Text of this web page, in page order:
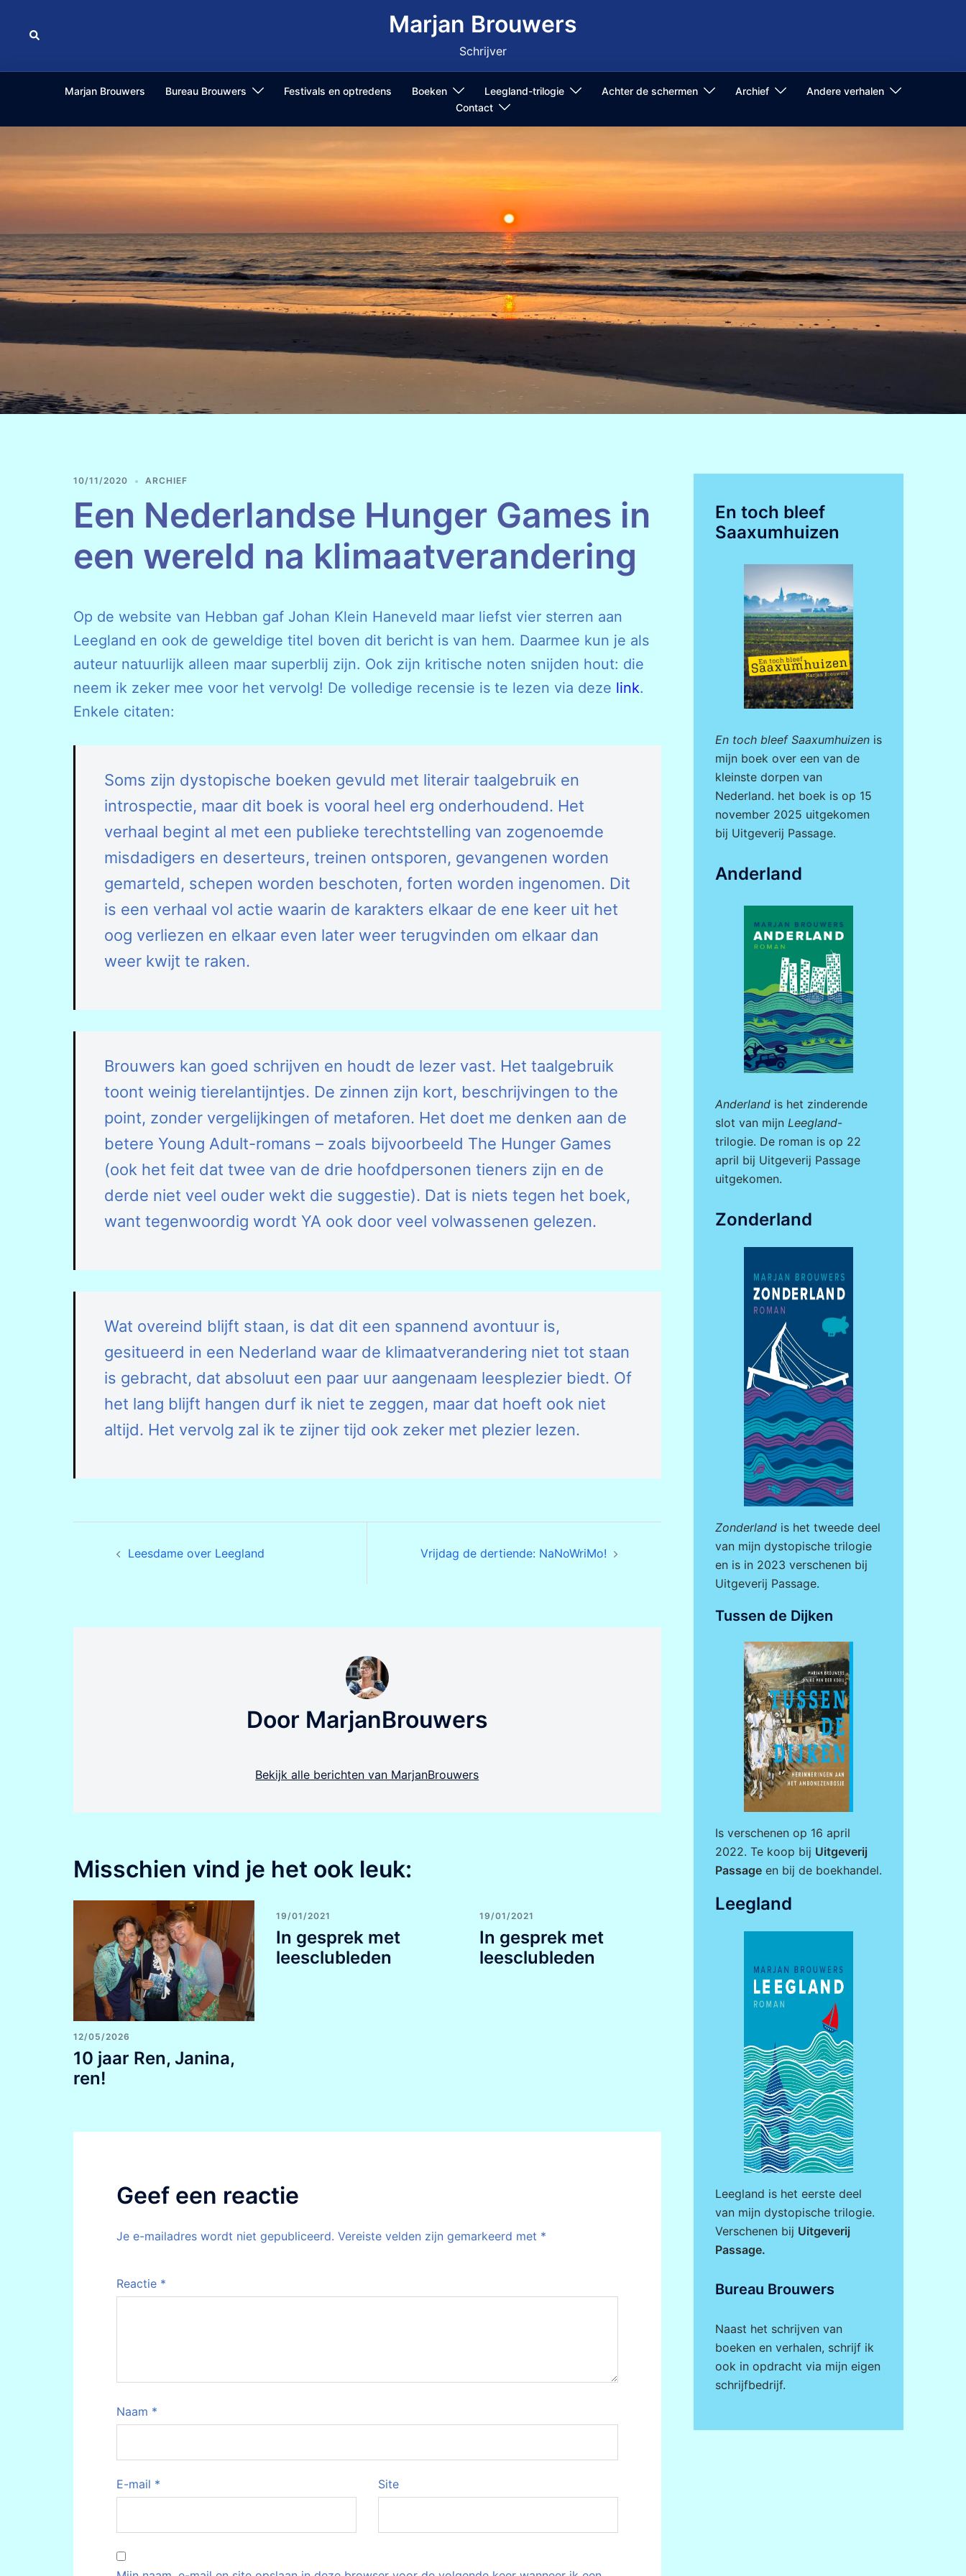
Zoeken Marjan Brouwers
Schrijver
Marjan Brouwers Bureau Brouwers Festivals en optredens Boeken Leegland-trilogie Achter de schermen Archief
Andere verhalen
Contact
10/11/2020 ARCHIEF
Een Nederlandse Hunger Games in
een wereld na klimaatverandering
Op de website van Hebban gaf Johan Klein Haneveld maar liefst vier sterren aan
Leegland en ook de geweldige titel boven dit bericht is van hem. Daarmee kun je als
auteur natuurlijk alleen maar superblij zijn. Ook zijn kritische noten snijden hout: die
neem ik zeker mee voor het vervolg! De volledige recensie is te lezen via deze link.
Enkele citaten:
Soms zijn dystopische boeken gevuld met literair taalgebruik en
introspectie, maar dit boek is vooral heel erg onderhoudend. Het
verhaal begint al met een publieke terechtstelling van zogenoemde
misdadigers en deserteurs, treinen ontsporen, gevangenen worden
gemarteld, schepen worden beschoten, forten worden ingenomen. Dit
is een verhaal vol actie waarin de karakters elkaar de ene keer uit het
oog verliezen en elkaar even later weer terugvinden om elkaar dan
weer kwijt te raken.
Brouwers kan goed schrijven en houdt de lezer vast. Het taalgebruik
toont weinig tierelantijntjes. De zinnen zijn kort, beschrijvingen to the
point, zonder vergelijkingen of metaforen. Het doet me denken aan de
betere Young Adult-romans – zoals bijvoorbeeld The Hunger Games
(ook het feit dat twee van de drie hoofdpersonen tieners zijn en de
derde niet veel ouder wekt die suggestie). Dat is niets tegen het boek,
want tegenwoordig wordt YA ook door veel volwassenen gelezen.
Wat overeind blijft staan, is dat dit een spannend avontuur is,
gesitueerd in een Nederland waar de klimaatverandering niet tot staan
is gebracht, dat absoluut een paar uur aangenaam leesplezier biedt. Of
het lang blijft hangen durf ik niet te zeggen, maar dat hoeft ook niet
altijd. Het vervolg zal ik te zijner tijd ook zeker met plezier lezen.
Leesdame over Leegland Vrijdag de dertiende: NaNoWriMo!
Door MarjanBrouwers
Bekijk alle berichten van MarjanBrouwers
Misschien vind je het ook leuk:
12/05/2026
10 jaar Ren, Janina,
ren!
19/01/2021
In gesprek met
leesclubleden
19/01/2021
In gesprek met
leesclubleden
Geef een reactie
Je e-mailadres wordt niet gepubliceerd. Vereiste velden zijn gemarkeerd met *
Reactie *
Naam *
E-mail * Site
En toch bleef
Saaxumhuizen
En toch bleef Saaxumhuizenis
mijn boek over een van de
kleinste dorpen van
Nederland. het boek is op 15
november 2025 uitgekomen
bij Uitgeverij Passage.
Anderland
Anderlandis het zinderende
slot van mijn Leegland-
trilogie. De roman is op 22
april bij Uitgeverij Passage
uitgekomen.
Zonderland
Zonderlandis het tweede deel
van mijn dystopische trilogie
en is in 2023 verschenen bij
Uitgeverij Passage.
Tussen de Dijken
Is verschenen op 16 april
2022. Te koop bij Uitgeverij
Passageen bij de boekhandel.
Leegland
Leegland is het eerste deel
van mijn dystopische trilogie.
Verschenen bij Uitgeverij
Passage.
Bureau Brouwers
Naast het schrijven van
boeken en verhalen, schrijf ik
ook in opdracht via mijn eigen
schrijfbedrijf.